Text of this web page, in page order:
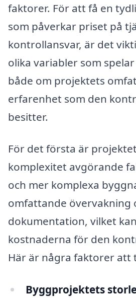
faktorer. För att få en
som påverkar priset på
kontrollansvar, är det
olika variabler som
både om projektets
erfarenhet som den
besitter.
För det första är
komplexitet avgörande
och mer komplexa
omfattande övervakning
dokumentation, vilket
kostnaderna för den
Här är några faktorer att
Byggprojektets